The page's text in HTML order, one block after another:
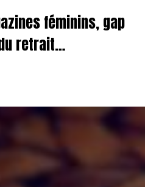
féminins, gap
retrait…